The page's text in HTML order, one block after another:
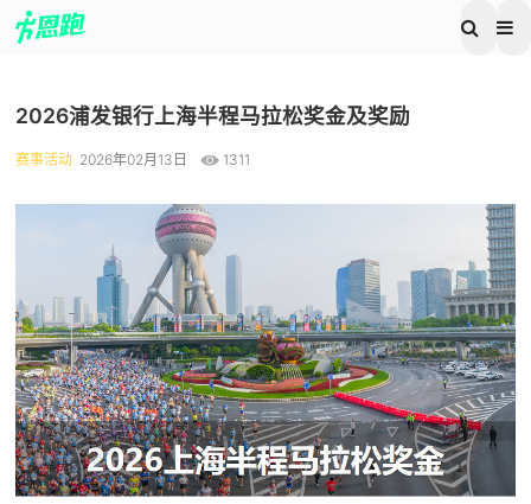
2026浦发银行上海半程马拉松奖金及奖励
赛事活动 2026年02月13日 1311